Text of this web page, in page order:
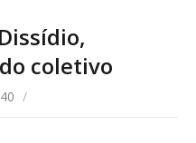
coletivo
/